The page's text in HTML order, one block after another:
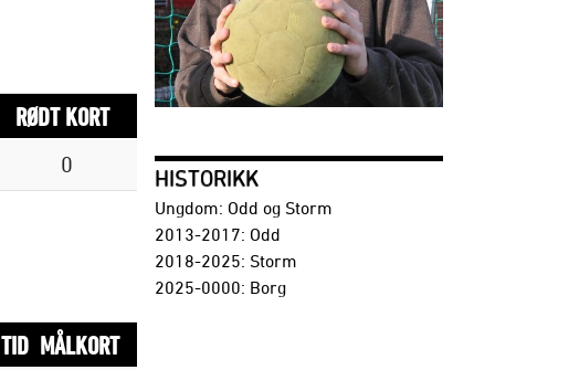
RØDT KORT
0
TID MÅLKORT
HISTORIKK
Ungdom: Odd og Storm
2013-2017: Odd
2018-2025: Storm
2025-0000: Borg